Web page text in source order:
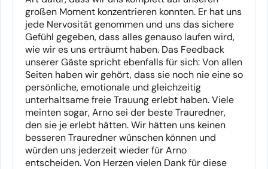
großen Moment konzentrieren konnten. Er hat uns
jede Nervosität genommen und uns das sichere
Gefühl gegeben, dass alles genauso laufen wird,
wie wir es uns erträumt haben. Das Feedback
unserer Gäste spricht ebenfalls für sich: Von allen
Seiten haben wir gehört, dass sie noch nie eine so
persönliche, emotionale und gleichzeitig
unterhaltsame freie Trauung erlebt haben. Viele
meinten sogar, Arno sei der beste Trauredner,
den sie je erlebt hätten. Wir hätten uns keinen
besseren Trauredner wünschen können und
würden uns jederzeit wieder für Arno
entscheiden. Von Herzen vielen Dank für diese